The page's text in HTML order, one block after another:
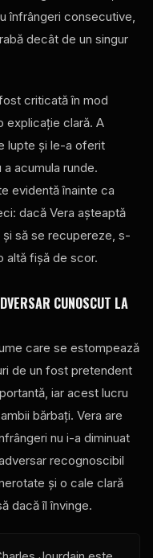
înfrângeri consecutive,
decât de un singur
criticată în mod
explicație clară. A
lupte și le-a oferit
acumula runde.
evidentă înainte ca
dacă Vera așteaptă
să se recupereze, s-
altă fișă de scor.
CUNOSCUT LA
care se estompează
de un fost pretendent
iar acest lucru
bărbați. Vera are
nu i-a diminuat
recognoscibil
și o cale clară
dacă îl învinge.